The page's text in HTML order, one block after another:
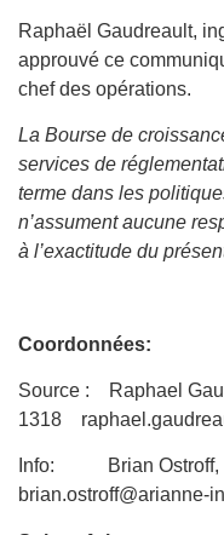
Raphaël Gaudreault,
approuvé ce
chef des opérations.
La Bourse de
services de
terme dans les
n’assument aucune
à l’exactitude du
Coordonnées:
Source : Raphael
1318
Info: Brian Ostroff,
brian.ostroff@arianne-